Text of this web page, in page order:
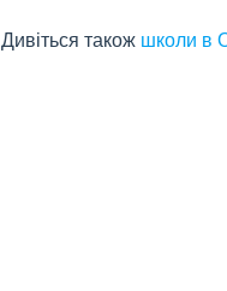
Дивіться також школи в